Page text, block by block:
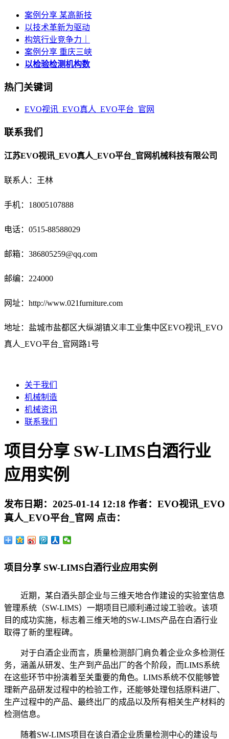
案例分享 某高新技
以技术革新为驱动
构筑行业竞争力｜
案例分享 重庆三峡
以检验检测机构数
热门关键词
EVO视讯_EVO真人_EVO平台_官网
联系我们
江苏EVO视讯_EVO真人_EVO平台_官网机械科技有限公司
联系人：王林
手机：18005107888
电话： 0515-88588029
邮箱： 386805259@qq.com
邮编：224000
网址：http://www.021furniture.com
地址：盐城市盐都区大纵湖镇义丰工业集中区EVO视讯_EVO
真人_EVO平台_官网路1号
关于我们
机械制造
机械资讯
联系我们
项目分享 SW-LIMS白酒行业
应用实例
发布日期： 2025-01-14 12:18 作者： EVO视讯_EVO
真人_EVO平台_官网 点击：
项目分享 SW-LIMS白酒行业应用实例
近期，某白酒头部企业与三维天地合作建设的实验室信息
管理系统（SW-LIMS）一期项目已顺利通过竣工验收。该项
目的成功实施，标志着三维天地的SW-LIMS产品在白酒行业
取得了新的里程碑。
对于白酒企业而言，质量检测部门肩负着企业众多检测任
务，涵盖从研发、生产到产品出厂的各个阶段，而LIMS系统
在这些环节中扮演着至关重要的角色。LIMS系统不仅能够管
理新产品研发过程中的检验工作，还能够处理包括原料进厂、
生产过程中的产品、最终出厂的成品以及所有相关生产材料的
检测信息。
随着SW-LIMS项目在该白酒企业质量检测中心的建设与